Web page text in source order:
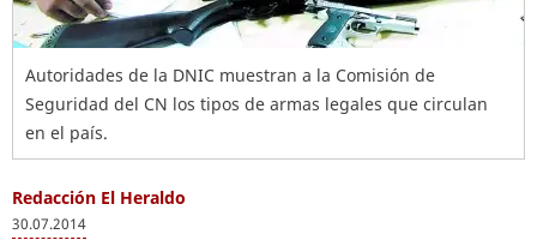
Autoridades de la DNIC muestran a la Comisión de
Seguridad del CN los tipos de armas legales que circulan
en el país.
Redacción El Heraldo
30.07.2014